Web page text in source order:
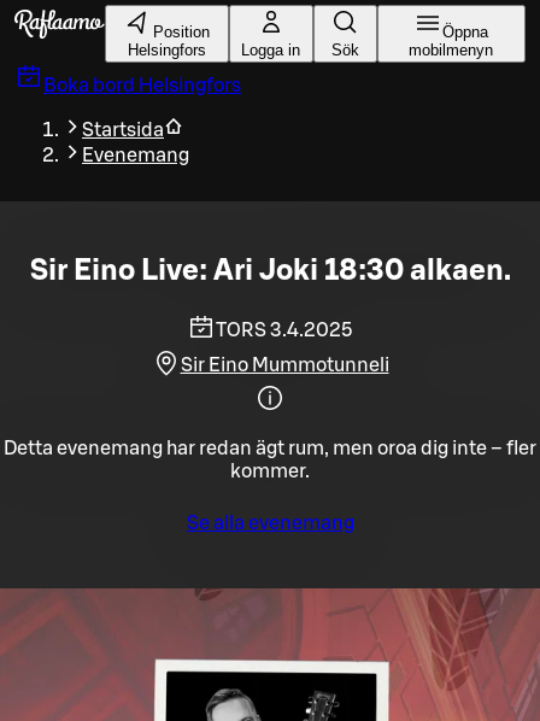
Gå till huvudinnehållet
Position
Helsingfors
Logga in Sök
Öppna
mobilmenyn
Boka bord Helsingfors
Startsida
Evenemang
Sir Eino Live: Ari Joki 18:30 alkaen.
TORS 3.4.2025
Sir Eino Mummotunneli
Detta evenemang har redan ägt rum, men oroa dig inte – fler
kommer.
Se alla evenemang